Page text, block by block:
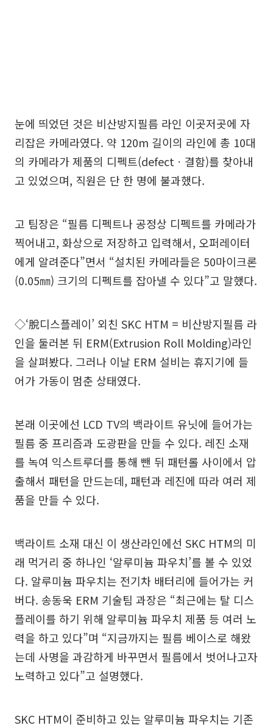
눈에 띄었던 것은 비산방지필름 라인 이곳저곳에 자
리잡은 카메라였다. 약 120m 길이의 라인에 총 10대
의 카메라가 제품의 디펙트(defectㆍ결함)를 찾아내
고 있었으며, 직원은 단 한 명에 불과했다.
고 팀장은 “필름 디펙트나 공정상 디펙트를 카메라가
찍어내고, 화상으로 저장하고 입력해서, 오퍼레이터
에게 알려준다”면서 “설치된 카메라들은 50마이크론
(0.05㎜) 크기의 디펙트를 잡아낼 수 있다”고 말했다.
◇‘脫디스플레이’ 외친 SKC HTM = 비산방지필름 라
인을 둘러본 뒤 ERM(Extrusion Roll Molding)라인
을 살펴봤다. 그러나 이날 ERM 설비는 휴지기에 들
어가 가동이 멈춘 상태였다.
본래 이곳에선 LCD TV의 백라이트 유닛에 들어가는
필름 중 프리즘과 도광판을 만들 수 있다. 레진 소재
를 녹여 익스트루더를 통해 뺀 뒤 패턴롤 사이에서 압
출해서 패턴을 만드는데, 패턴과 레진에 따라 여러 제
품을 만들 수 있다.
백라이트 소재 대신 이 생산라인에선 SKC HTM의 미
래 먹거리 중 하나인 ‘알루미늄 파우치’를 볼 수 있었
다. 알루미늄 파우치는 전기차 배터리에 들어가는 커
버다. 송동욱 ERM 기술팀 과장은 “최근에는 탈 디스
플레이를 하기 위해 알루미늄 파우치 제품 등 여러 노
력을 하고 있다”며 “지금까지는 필름 베이스로 해왔
는데 사명을 과감하게 바꾸면서 필름에서 벗어나고자
노력하고 있다”고 설명했다.
SKC HTM이 준비하고 있는 알루미늄 파우치는 기존